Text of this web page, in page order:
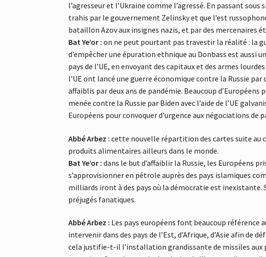
l’agresseur et l’Ukraine comme l’agressé. En passant
trahis par le gouvernement Zelinsky et que l’est
bataillon Azov aux insignes nazis, et par des mercenaires
Bat Ye’or : on ne peut pourtant pas travestir la réalité : la
d’empêcher une épuration ethnique au Donbass est aussi
pays de l’UE, en envoyant des capitaux et des armes
l’UE ont lancé une guerre économique contre la Russie
affaiblis par deux ans de pandémie. Beaucoup
menée contre la Russie par Biden avec l’aide de l’UE
Européens pour convoquer d’urgence aux négociations
Abbé Arbez : cette nouvelle répartition des cartes suite au
produits alimentaires ailleurs dans le monde.
Bat Ye’or : dans le but d’affaiblir la Russie, les Européens
s’approvisionner en pétrole auprès des pays islamiques
milliards iront à des pays où la démocratie est inexistante.
préjugés fanatiques.
Abbé Arbez : Les pays européens font beaucoup référence
intervenir dans des pays de l’Est, d’Afrique, d’Asie afin de
cela justifie-t-il l’installation grandissante de missiles aux